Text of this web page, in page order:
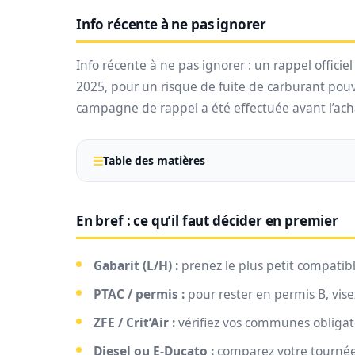
Info récente à ne pas ignorer
Info récente à ne pas ignorer : un rappel
2025, pour un risque de fuite de carburant
campagne de rappel a été effectuée avant
Table des matières
En bref : ce qu’il faut décider en premier
Gabarit (L/H) : prenez le plus petit
PTAC / permis : pour rester en permis B,
ZFE / Crit’Air :vérifiez vos communes
Diesel ou E‑Ducato : comparez votre